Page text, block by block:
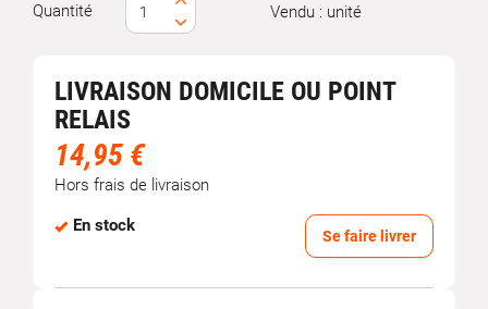
Quantité Vendu : unité
LIVRAISON DOMICILE OU POINT
RELAIS
14,95 €
Hors frais de livraison
En stock
Se faire livrer